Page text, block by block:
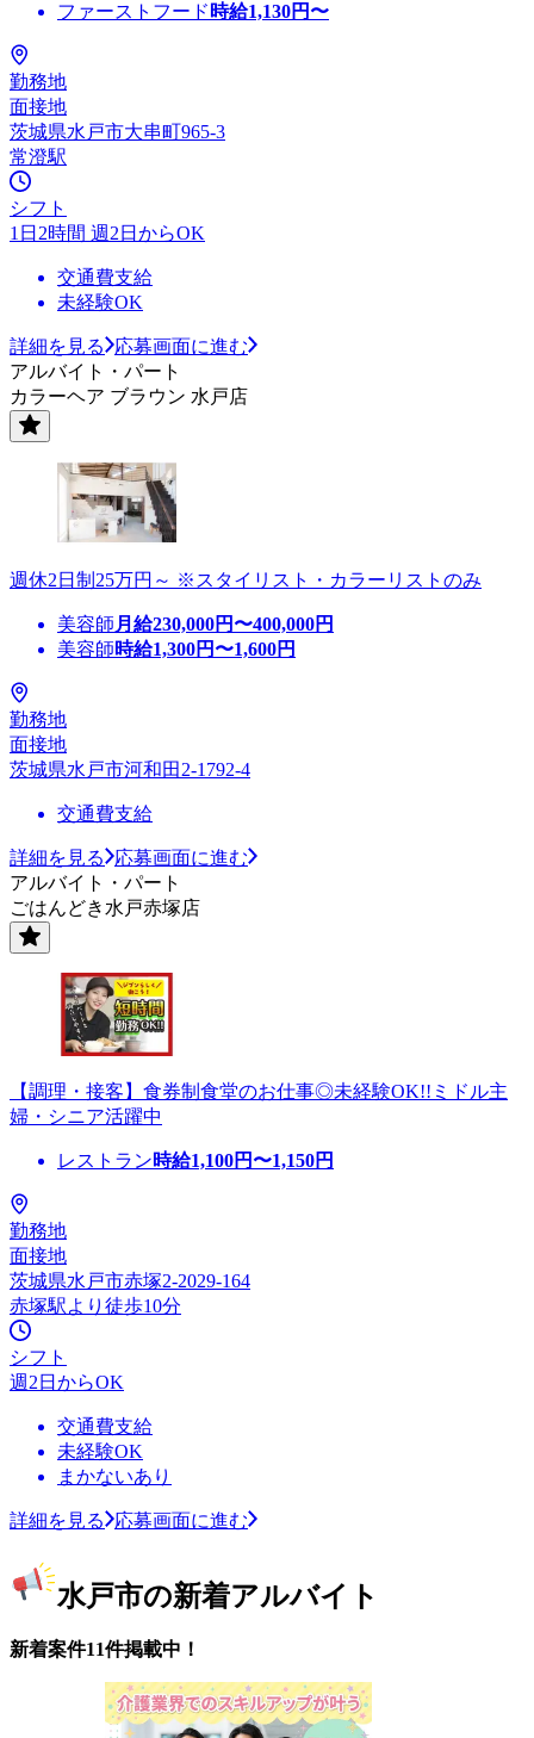
ファーストフード 時給1,130円〜
勤務地
面接地
茨城県水戸市大串町965-3
常澄駅
シフト
1日2時間 週2日からOK
交通費支給
未経験OK
詳細を見る
応募画面に進む
アルバイト・パート
カラーヘア ブラウン 水戸店
週休2日制25万円～ ※スタイリスト・カラーリストのみ
美容師 月給230,000円〜400,000円
美容師時給1,300円〜1,600円
勤務地
面接地
茨城県水戸市河和田2-1792-4
交通費支給
詳細を見る
応募画面に進む
アルバイト・パート
ごはんどき水戸赤塚店
【調理・接客】食券制食堂のお仕事◎未経験OK!!ミドル主
婦・シニア活躍中
レストラン時給1,100円〜1,150円
勤務地
面接地
茨城県水戸市赤塚2-2029-164
赤塚駅より徒歩10分
シフト
週2日からOK
交通費支給
未経験OK
まかないあり
詳細を見る 応募画面に進む
水戸市の新着アルバイト
新着案件11件掲載中！